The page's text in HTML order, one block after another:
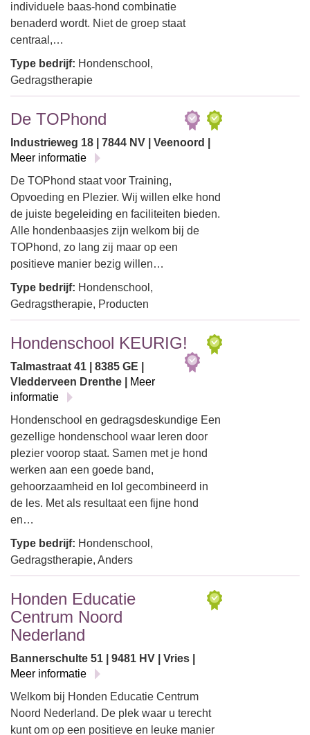
individuele baas-hond combinatie
benaderd wordt. Niet de groep staat
centraal,…
Type bedrijf: Hondenschool,
Gedragstherapie
De TOPhond
Industrieweg 18 | 7844 NV | Veenoord |
Meer informatie
De TOPhond staat voor Training,
Opvoeding en Plezier. Wij willen elke hond
de juiste begeleiding en faciliteiten bieden.
Alle hondenbaasjes zijn welkom bij de
TOPhond, zo lang zij maar op een
positieve manier bezig willen…
Type bedrijf: Hondenschool,
Gedragstherapie, Producten
Hondenschool KEURIG!
Talmastraat 41 | 8385 GE |
Vledderveen Drenthe |
Meer
informatie
Hondenschool en gedragsdeskundige Een
gezellige hondenschool waar leren door
plezier voorop staat. Samen met je hond
werken aan een goede band,
gehoorzaamheid en lol gecombineerd in
de les. Met als resultaat een fijne hond
en…
Type bedrijf: Hondenschool,
Gedragstherapie, Anders
Honden Educatie
Centrum Noord
Nederland
Bannerschulte 51 | 9481 HV | Vries |
Meer informatie
Welkom bij Honden Educatie Centrum
Noord Nederland. De plek waar u terecht
kunt om op een positieve en leuke manier